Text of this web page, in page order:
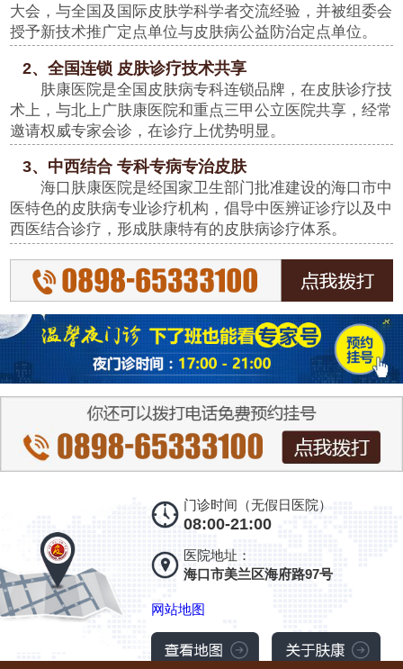
大会，与全国及国际皮肤学科学者交流经验，并被组委会
授予新技术推广定点单位与皮肤病公益防治定点单位。
2、全国连锁 皮肤诊疗技术共享
肤康医院是全国皮肤病专科连锁品牌，在皮肤诊疗技
术上，与北上广肤康医院和重点三甲公立医院共享，经常
邀请权威专家会诊，在诊疗上优势明显。
3、中西结合 专科专病专治皮肤
海口肤康医院是经国家卫生部门批准建设的海口市中
医特色的皮肤病专业诊疗机构，倡导中医辨证诊疗以及中
西医结合诊疗，形成肤康特有的皮肤病诊疗体系。
门诊时间（无假日医院）
08:00-21:00
医院地址：
海口市美兰区海府路97号
网站地图